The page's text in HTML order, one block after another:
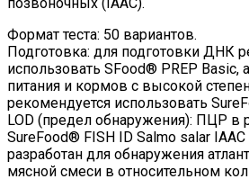
позвоночных (IAAC).
Формат теста: 50 вариантов.
Подготовка: для подготовки ДНК
использовать SFood® PREP Basic,
питания и кормов с высокой
рекомендуется использовать
LOD (предел обнаружения): ПЦР в
SureFood® FISH ID Salmo salar IAAC
разработан для обнаружения
мясной смеси в относительном